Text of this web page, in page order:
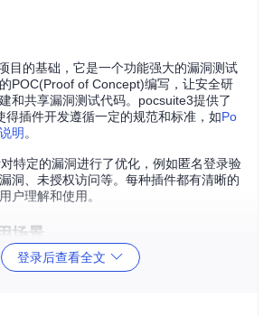
目的基础，它是一个功能强大的漏洞测试
POC(Proof of Concept)编写，让安全研
和共享漏洞测试代码。pocsuite3提供了
得插件开发遵循一定的规范和标准，如Po
明 。
特定的漏洞进行了优化，例如匿名登录验
洞、未授权访问等。每种插件都有清晰的
户理解和使用。
场景
适合以下场景：
登录后查看全文